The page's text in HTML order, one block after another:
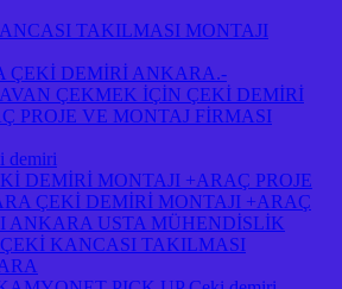
TAKILMASI MONTAJI
ÇEKİ DEMİRİ ANKARA.-
ÇEKMEK İÇİN ÇEKİ DEMİRİ
PROJE VE MONTAJ FİRMASI
demiri
DEMİRİ MONTAJI +ARAÇ PROJE
ÇEKİ DEMİRİ MONTAJI +ARAÇ
ANKARA USTA MÜHENDİSLİK
KANCASI TAKILMASI